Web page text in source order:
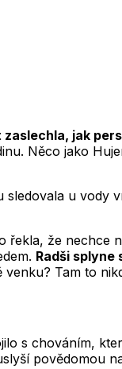
jak
Něco jako
u vody
řekla, že nechce
Radši splyne
Tam to
s chováním,
povědomou